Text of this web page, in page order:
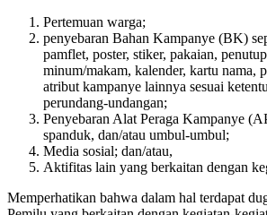
Pertemuan warga;
penyebaran Bahan Kampanye (BK)
pamflet, poster, stiker, pakaian,
minum/makam, kalender, kartu nama,
atribut kampanye lainnya sesuai
perundang-undangan;
Penyebaran Alat Peraga Kampanye
spanduk, dan/atau umbul-umbul;
Media sosial; dan/atau,
Aktifitas lain yang berkaitan dengan
Memperhatikan bahwa dalam hal terdapat